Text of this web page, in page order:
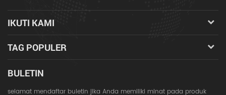
IKUTI KAMI
TAG POPULER
BULETIN
selamat mendaftar buletin jika Anda memiliki minat pada produk